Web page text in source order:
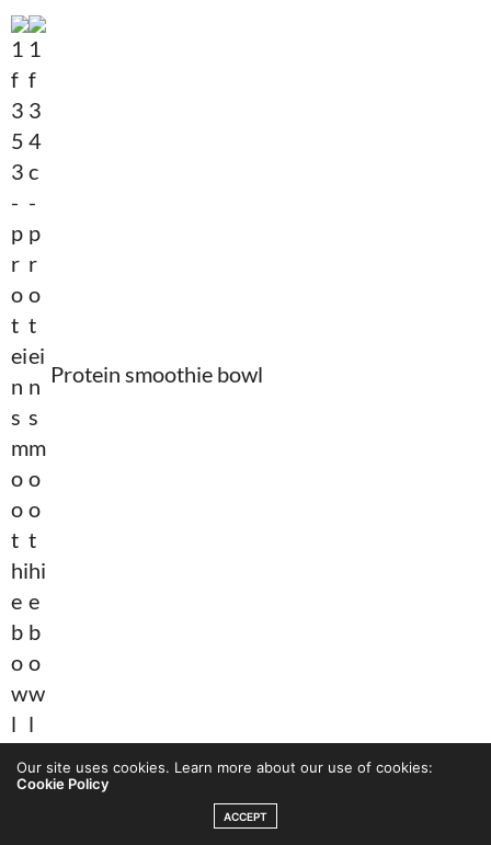
Protein smoothie bowl
1 fryst banan
Our site uses cookies. Learn more about our use of cookies:
Cookie Policy
ACCEPT